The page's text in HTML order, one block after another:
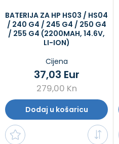
BATERIJA ZA HP HS03 / HS04
/ 240 G4 / 245 G4 / 250 G4
/ 255 G4 (2200MAH, 14.6V,
LI-ION)
Cijena
279,00 Kn
37,03 Eur
Dodaj u košaricu